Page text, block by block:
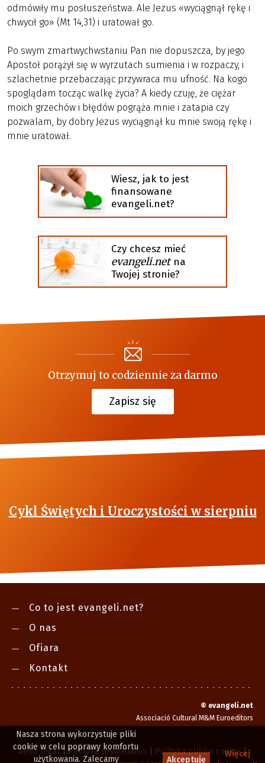
Nasza strona wykorzystuje pliki
cookie w celu poprawy komfortu
użytkowania. Zalecamy
Akceptuję
Więcej
odmówiły mu posłuszeństwa. Ale Jezus «wyciągnął rękę i
chwycił go» (Mt 14,31) i uratował go.
Po swym zmartwychwstaniu Pan nie dopuszcza, by jego
Apostoł porążył się w wyrzutach sumienia i w rozpaczy, i
szlachetnie przebaczając przywraca mu ufność. Na kogo
spoglądam tocząc walkę życia? A kiedy czuję, że ciężar
moich grzechów i błędów pogrąża mnie i zatapia czy
pozwalam, by dobry Jezus wyciągnął ku mnie swoją rękę i
mnie uratował.
Wiesz, jak to jest
finansowane
evangeli.net?
Czy chcesz mieć
evangeli.netna
Twojej stronie?
Otrzymuj to codziennie za darmo
Zapisz się
Cykl Świętych i Uroczystości w sierpniu
Co to jest evangeli.net?
O nas
Ofiara
Kontakt
© evangeli.net
Associació Cultural M&M Euroeditors
Aviso legal| Polityka prywatności Polityka plików cookie|